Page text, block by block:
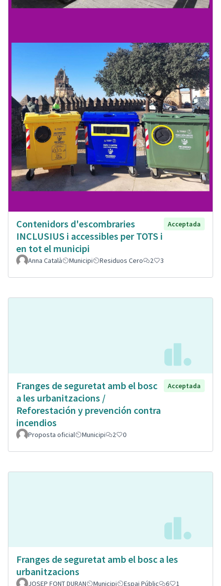
Contenidors d'escombraries
INCLUSIUS i accessibles per TOTS i
en tot el municipi
Acceptada
Anna Català Municipi Residuos Cero 2 3
Franges de seguretat amb el bosc
a les urbanitzacions /
Reforestación y prevención contra
incendios
Acceptada
Proposta oficial Municipi 2 0
Franges de seguretat amb el bosc a les
urbanitzacions
JOSEP FONT DURAN Municipi Espai Públic 6 1